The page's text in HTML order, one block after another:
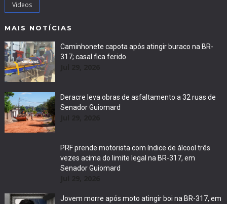
Videos
MAIS NOTÍCIAS
Caminhonete capota após atingir buraco na BR-
317; casal fica ferido
Deracre leva obras de asfaltamento a 32 ruas de
Senador Guiomard
PRF prende motorista com índice de álcool três
vezes acima do limite legal na BR-317, em
Senador Guiomard
Jovem morre após moto atingir boi na BR-317, em